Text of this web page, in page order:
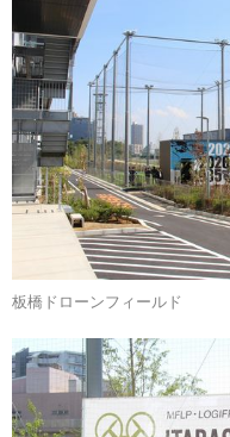
板橋ドローンフィールド